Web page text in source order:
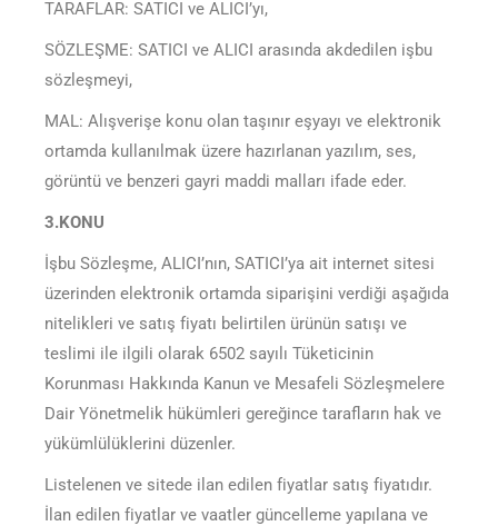
TARAFLAR: SATICI ve ALICI’yı,
SÖZLEŞME: SATICI ve ALICI arasında akdedilen işbu
sözleşmeyi,
MAL: Alışverişe konu olan taşınır eşyayı ve elektronik
ortamda kullanılmak üzere hazırlanan yazılım, ses,
görüntü ve benzeri gayri maddi malları ifade eder.
3.KONU
İşbu Sözleşme, ALICI’nın, SATICI’ya ait internet sitesi
üzerinden elektronik ortamda siparişini verdiği aşağıda
nitelikleri ve satış fiyatı belirtilen ürünün satışı ve
teslimi ile ilgili olarak 6502 sayılı Tüketicinin
Korunması Hakkında Kanun ve Mesafeli Sözleşmelere
Dair Yönetmelik hükümleri gereğince tarafların hak ve
yükümlülüklerini düzenler.
Listelenen ve sitede ilan edilen fiyatlar satış fiyatıdır.
İlan edilen fiyatlar ve vaatler güncelleme yapılana ve